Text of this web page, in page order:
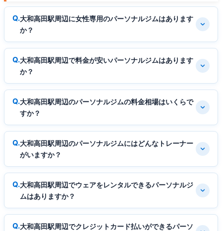
大和高田駅周辺に女性専用のパーソナルジムはあります
か？
大和高田駅周辺で料金が安いパーソナルジムはあります
か？
大和高田駅周辺のパーソナルジムの料金相場はいくらで
すか？
大和高田駅周辺のパーソナルジムにはどんなトレーナー
がいますか？
大和高田駅周辺でウェアをレンタルできるパーソナルジ
ムはありますか？
大和高田駅周辺でクレジットカード払いができるパーソ